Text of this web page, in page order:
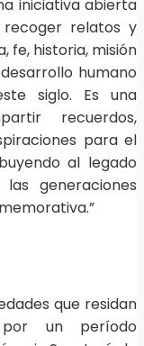
iniciativa abierta
relatos y
fe, historia, misión
humano
siglo. Es una
recuerdos,
para el
al legado
generaciones
que residan
un período